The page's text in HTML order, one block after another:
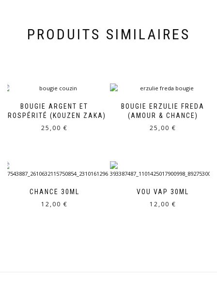
PRODUITS SIMILAIRES
BOUGIE ARGENT ET
PROSPÉRITÉ (KOUZEN ZAKA)
25,00 €
BOUGIE ERZULIE FREDA
(AMOUR & CHANCE)
25,00 €
CHANCE 30ML
12,00 €
VOU VAP 30ML
12,00 €